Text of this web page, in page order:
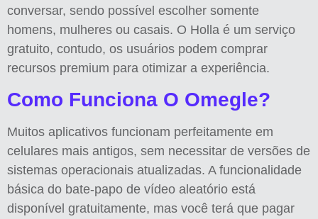
conversar, sendo possível escolher somente
homens, mulheres ou casais. O Holla é um serviço
gratuito, contudo, os usuários podem comprar
recursos premium para otimizar a experiência.
Como Funciona O Omegle?
Muitos aplicativos funcionam perfeitamente em
celulares mais antigos, sem necessitar de versões de
sistemas operacionais atualizadas. A funcionalidade
básica do bate-papo de vídeo aleatório está
disponível gratuitamente, mas você terá que pagar